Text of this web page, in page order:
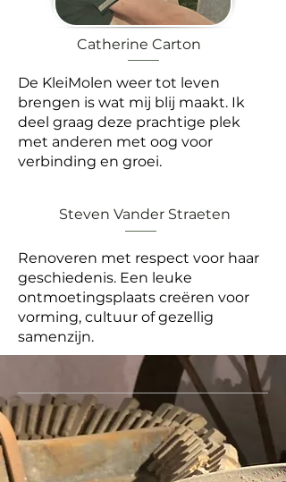
Catherine Carton
De KleiMolen weer tot leven
brengen is wat mij blij maakt. Ik
deel graag deze prachtige plek
met anderen met oog voor
verbinding en groei.
Steven Vander Straeten
Renoveren met respect voor haar
geschiedenis. Een leuke
ontmoetingsplaats creëren voor
vorming, cultuur of gezellig
samenzijn.